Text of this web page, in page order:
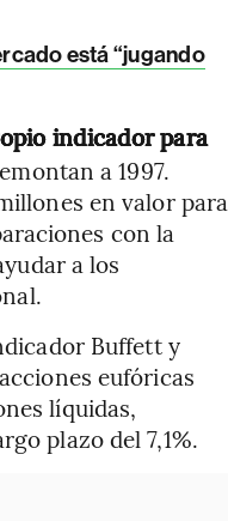
está “jugando
indicador para
a 1997.
en valor para
con la
a los
Buffett y
eufóricas
líquidas,
plazo del 7,1%.